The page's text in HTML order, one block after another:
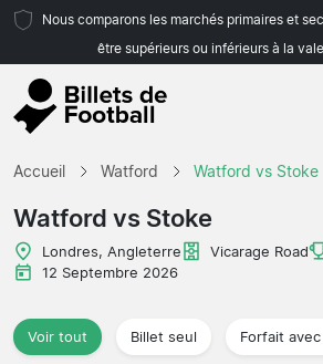
Nous comparons les marchés primaires et
être supérieurs ou inférieurs à la
Agences de voyages
Accueil Watford Watford vs Stoke
Watford vs Stoke
Londres, Angleterre Vicarage Road
12 Septembre 2026
Voir tout Billet seul Forfait